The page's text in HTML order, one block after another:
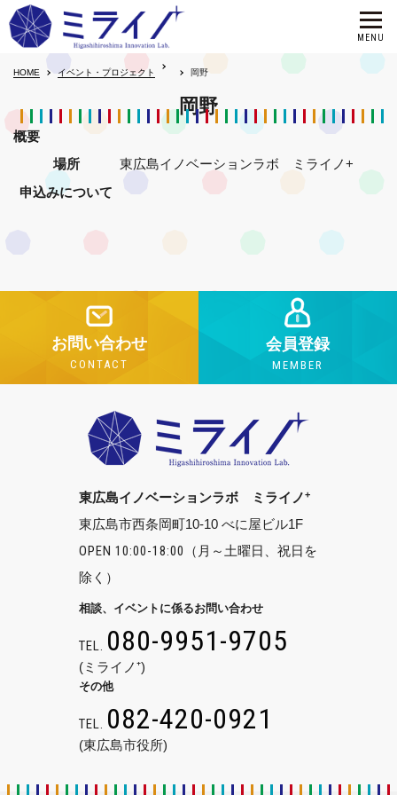
HOME イベント・プロジェクト 岡野
岡野
概要
場所
東広島イノベーションラボ ミライノ+
申込みについて
お問い合わせ
CONTACT
会員登録
MEMBER
東広島イノベーションラボ ミライノ+
東広島市西条岡町10-10 べに屋ビル1F
OPEN 10:00-18:00
（月～土曜日、祝日を
除く）
相談、イベントに係るお問い合わせ
TEL. 080-9951-9705
(ミライノ⁺)
その他
TEL. 082-420-0921
(東広島市役所)